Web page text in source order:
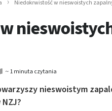
Niedokrwistość w nieswoistych
~ 1 minuta czytania
nieswoistym